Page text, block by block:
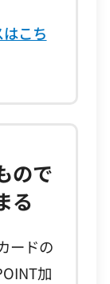
こち
ので
る
ードの
加